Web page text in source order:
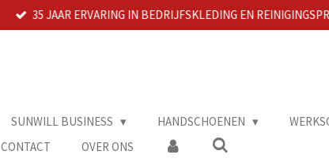
35 JAAR ERVARING IN BEDRIJFSKLEDING EN
SUNWILL BUSINESS HANDSCHOENEN
CONTACT OVER ONS